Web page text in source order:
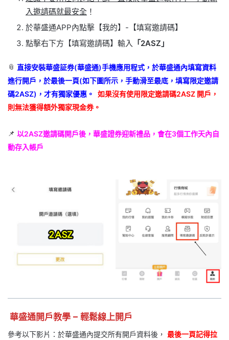
入邀請碼就最安全 ！
於華盛通APP內點擊【我的】-【填寫邀請碼】
點擊右下方【填寫邀請碼】輸入 「2ASZ」
📎 直接安裝華盛証券(華盛通)手機應用程式，於華盛通內填寫資料
進行開戶，於最後一頁(如下圖所示，手動滑至最底，填寫限定邀請
碼2ASZ)，才有獨家優惠。
如果沒有使用限定邀請碼2ASZ 開戶，
則無法獲得額外獨家現金券。
📌 以2ASZ邀請碼開戶後，華盛證券迎新禮品，會在3個工作天內自
動存入帳戶
華盛通開戶教學 – 輕鬆線上開戶
參考以下影片：於華盛通內提交所有開戶資料後， 最後一頁記得拉